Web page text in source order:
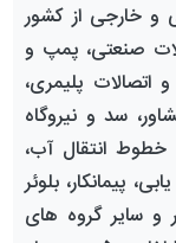
و خارجی از کشور
صنعتی، پمپ و
اتصالات پلیمری،
سد و نیروگاه
انتقال آب،
پیمانکار، بلوئر
و سایر گروه های